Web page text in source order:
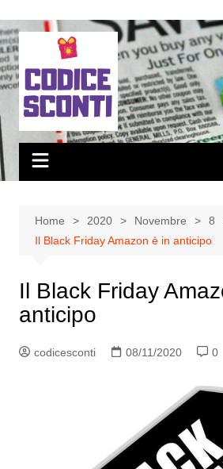
al
contenuto
Home 2020 Novembre
8
Il Black Friday Amazon è in anticipo
Il Black Friday
anticipo
codicesconti 08/11/2020 0